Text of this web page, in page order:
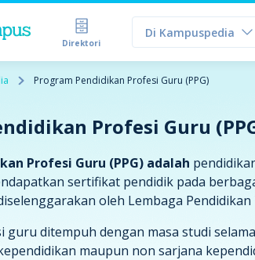
Direktori
Di Kampuspedia
Program Pendidikan Profesi Guru (PPG)
Profesi Guru
Profesi Guru (PPG) adalah
sertifikat pendidik pada
oleh Lembaga Pendidikan
guru ditempuh dengan masa studi
maupun non sarjana